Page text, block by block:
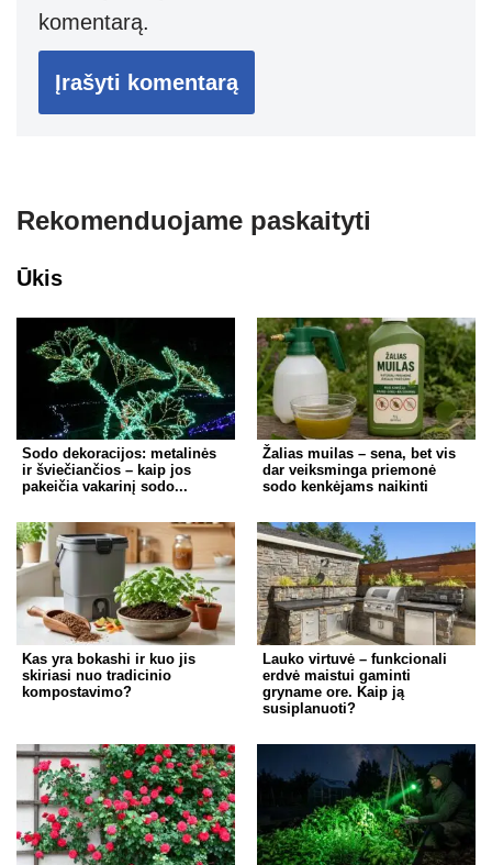
komentarą.
Rekomenduojame paskaityti
Ūkis
Sodo dekoracijos: metalinės
ir šviečiančios – kaip jos
pakeičia vakarinį sodo...
Žalias muilas – sena, bet vis
dar veiksminga priemonė
sodo kenkėjams naikinti
Kas yra bokashi ir kuo jis
skiriasi nuo tradicinio
kompostavimo?
Lauko virtuvė – funkcionali
erdvė maistui gaminti
gryname ore. Kaip ją
susiplanuoti?